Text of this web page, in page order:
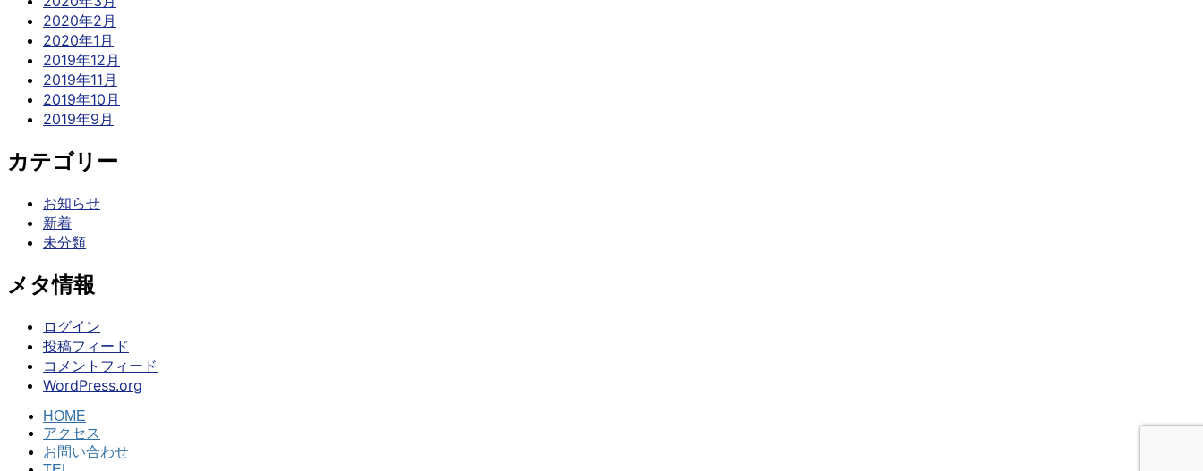
2020年2月
2020年1月
2019年12月
2019年11月
2019年10月
2019年9月
カテゴリー
お知らせ
新着
未分類
メタ情報
ログイン
投稿フィード
コメントフィード
WordPress.org
HOME
アクセス
お問い合わせ